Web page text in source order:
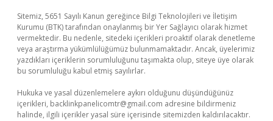
Sitemiz, 5651 Sayılı Kanun gereğince Bilgi Teknolojileri ve İletişim
Kurumu (BTK) tarafından onaylanmış bir Yer Sağlayıcı olarak hizmet
vermektedir. Bu nedenle, sitedeki içerikleri proaktif olarak denetleme
veya araştırma yükümlülüğümüz bulunmamaktadır. Ancak, üyelerimiz
yazdıkları içeriklerin sorumluluğunu taşımakta olup, siteye üye olarak
bu sorumluluğu kabul etmiş sayılırlar.
Hukuka ve yasal düzenlemelere aykırı olduğunu düşündüğünüz
içerikleri, backlinkpanelicomtr@gmail.com adresine bildirmeniz
halinde, ilgili içerikler yasal süre içerisinde sitemizden kaldırılacaktır.